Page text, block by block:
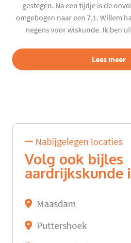
gestegen. Na een tijdje is de
omgebogen naar een 7,1. Willem
negens voor wiskunde. Ik ben
Lees meer
Nabijgelegen locaties
Volg ook bijles
aardrijkskunde
Maasdam
Puttershoek